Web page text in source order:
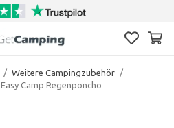
/ Weitere Campingzubehör /
Easy Camp Regenponcho